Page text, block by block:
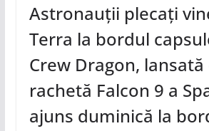
Astronauții plecați
Terra la bordul
Crew Dragon, lansată
rachetă Falcon 9 a
ajuns duminică la